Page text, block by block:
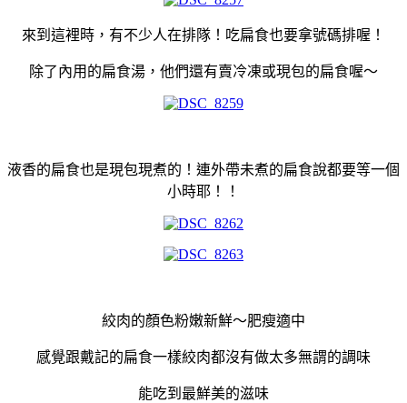
來到這裡時，有不少人在排隊！吃扁食也要拿號碼排喔！
除了內用的扁食湯，他們還有賣冷凍或現包的扁食喔～
液香的扁食也是現包現煮的！連外帶未煮的扁食說都要等一個
小時耶！！
絞肉的顏色粉嫩新鮮～肥瘦適中
感覺跟戴記的扁食一樣絞肉都沒有做太多無謂的調味
能吃到最鮮美的滋味